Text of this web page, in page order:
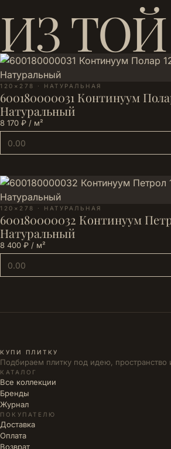
ИЗ
120×278 · НАТУРАЛЬНАЯ
600180000031 Континуум
Натуральный
8 170 ₽ / м²
120×278 · НАТУРАЛЬНАЯ
600180000032 Континуум
Натуральный
8 400 ₽ / м²
КУПИ ПЛИТКУ
Подбираем плитку под идею, пространство
КАТАЛОГ
Все коллекции
Бренды
Журнал
ПОКУПАТЕЛЮ
Доставка
Оплата
Возврат